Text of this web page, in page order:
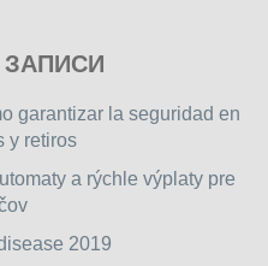
garantizar la seguridad en
y retiros
a rýchle výplaty pre
2019